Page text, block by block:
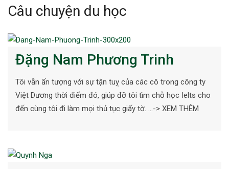
Câu chuyện du học
Đặng Nam Phương Trinh
Tôi vẫn ấn tượng với sự tận tuỵ của các cô trong công ty
Việt Dương thời điểm đó, giúp đỡ tôi tìm chỗ học Ielts cho
đến cùng tôi đi làm mọi thủ tục giấy tờ. …-> XEM THÊM